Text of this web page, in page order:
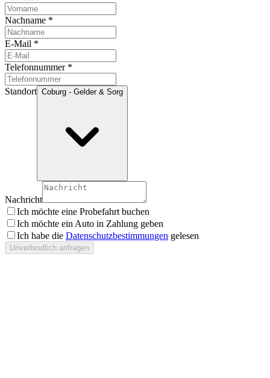
Nachname *
E-Mail *
Telefonnummer*
Standort Coburg - Gelder & Sorg
Nachricht
Ich möchte eine Probefahrt buchen
Ich möchte ein Auto in Zahlung geben
Ich habe die Datenschutzbestimmungen gelesen
Unverbindlich anfragen